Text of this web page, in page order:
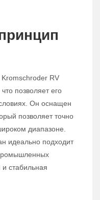
RV
позволяет его
Он оснащен
позволяет точно
диапазоне.
идеально подходит
и стабильная